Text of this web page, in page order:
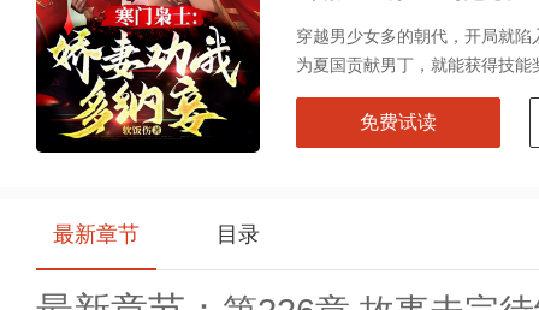
穿越男少女多的朝代，开局就
为夏国贡献男丁，就能获得技
免费试读
最新章节 目录